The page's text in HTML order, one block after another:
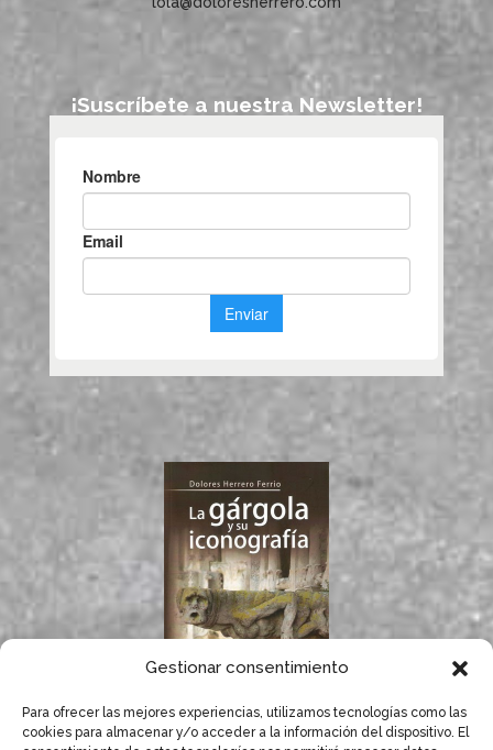
Gestionar consentimiento
Para ofrecer las mejores experiencias, utilizamos tecnologías como las
cookies para almacenar y/o acceder a la información del dispositivo. El
¡Suscríbete a nuestra Newsletter!
Si te gustan las
gárgolas, seguro que